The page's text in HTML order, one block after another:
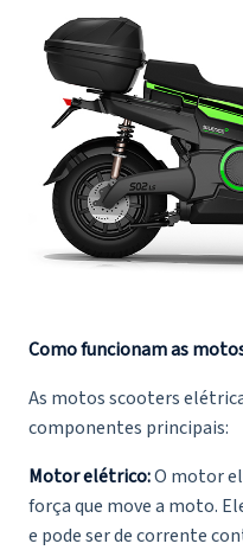
Como funcionam as
As motos scooters
componentes principais:
Motor elétrico:O motor
força que move a moto.
e pode ser de corrente